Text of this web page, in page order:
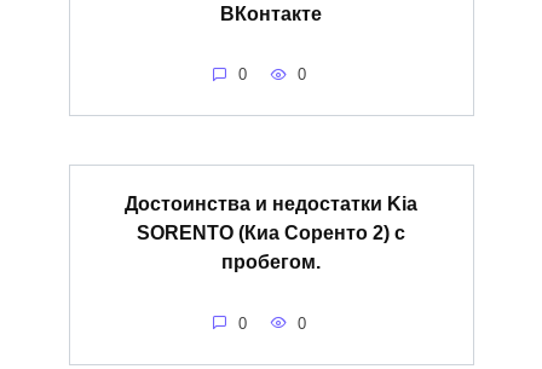
ВКонтакте
0 0
Достоинства и недостатки Kia
SORENTO (Киа Соренто 2) с
пробегом.
0 0